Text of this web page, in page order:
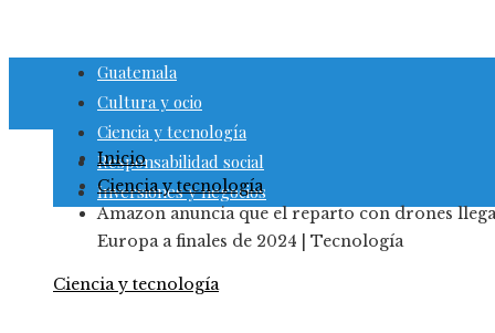
Guatemala
Cultura y ocio
Ciencia y tecnología
Responsabilidad social
Inversiones y negocios
Inicio
Ciencia y tecnología
Amazon anuncia que el reparto con drones
Europa a finales de 2024 | Tecnología
Ciencia y tecnología